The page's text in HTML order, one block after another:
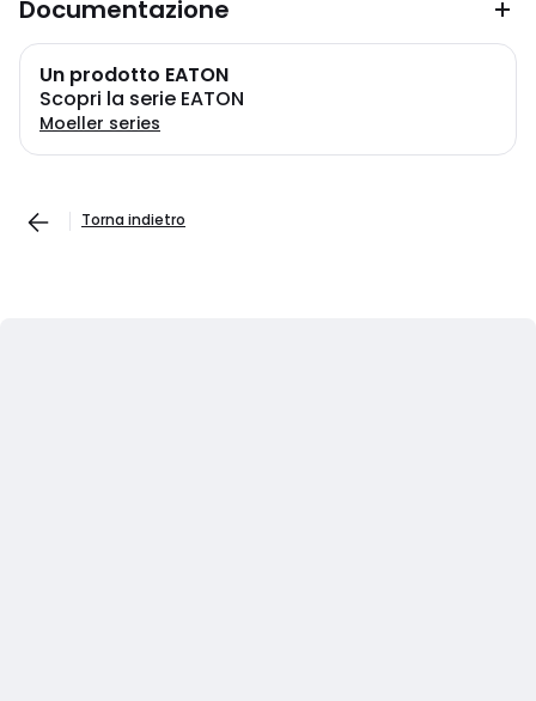
Documentazione
Un prodotto EATON
Scopri la serie EATON
Moeller series
Torna indietro